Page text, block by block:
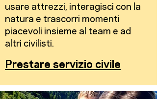
usare attrezzi, interagisci con la
natura e trascorri momenti
piacevoli insieme al team e ad
altri civilisti.
Prestare servizio civile